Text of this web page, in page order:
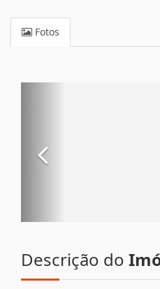
Fotos
Descrição do